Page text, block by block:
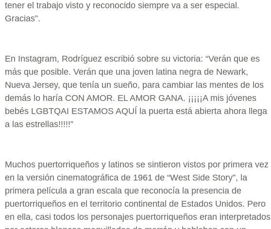
tener el trabajo visto y reconocido siempre va a ser especial.
Gracias”.
En Instagram, Rodríguez escribió sobre su victoria: “Verán que es
más que posible. Verán que una joven latina negra de Newark,
Nueva Jersey, que tenía un sueño, para cambiar las mentes de los
demás lo haría CON AMOR. EL AMOR GANA. ¡¡¡¡¡A mis jóvenes
bebés LGBTQAI ESTAMOS AQUÍ la puerta está abierta ahora llega
a las estrellas!!!!!”
Muchos puertorriqueños y latinos se sintieron vistos por primera vez
en la versión cinematográfica de 1961 de “West Side Story”, la
primera película a gran escala que reconocía la presencia de
puertorriqueños en el territorio continental de Estados Unidos. Pero
en ella, casi todos los personajes puertorriqueños eran interpretados